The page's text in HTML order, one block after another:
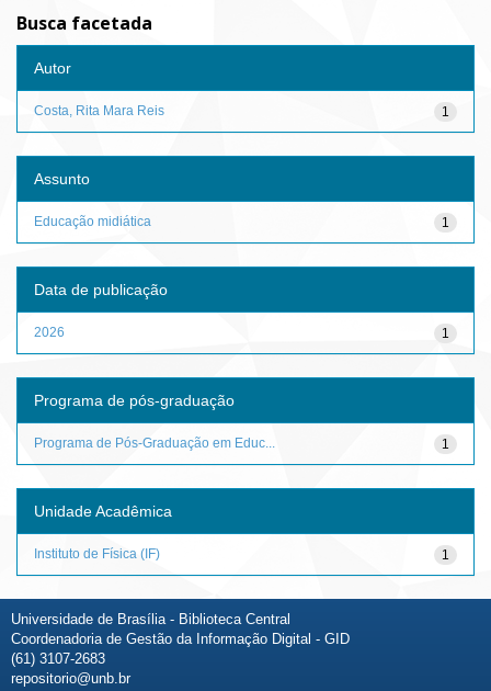
Busca facetada
Autor
1
Costa, Rita Mara Reis
Assunto
1
Educação midiática
Data de publicação
1
2026
Programa de pós-graduação
1
Programa de Pós-Graduação em Educ...
Unidade Acadêmica
1
Instituto de Física (IF)
Universidade de Brasília - Biblioteca Central
Coordenadoria de Gestão da Informação Digital - GID
(61) 3107-2683
repositorio@unb.br